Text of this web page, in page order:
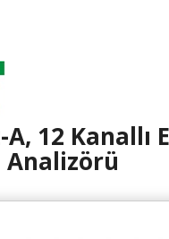
A, 12 Kanallı
Analizörü